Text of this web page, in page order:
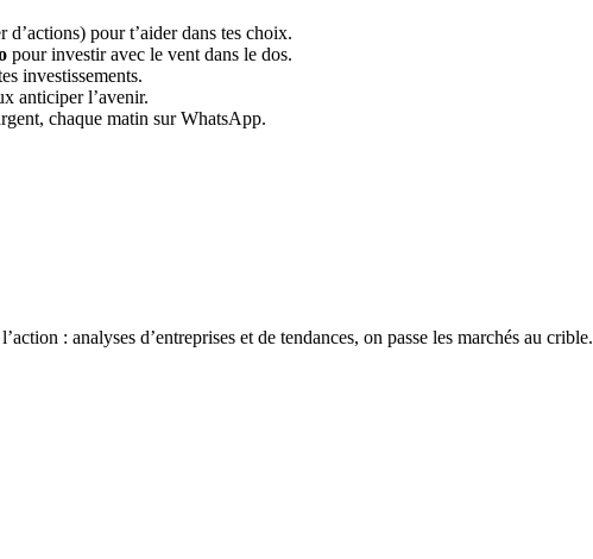
d’actions) pour t’aider dans tes choix.
pour investir avec le vent dans le dos.
investissements.
anticiper l’avenir.
chaque matin sur WhatsApp.
: analyses d’entreprises et de tendances, on passe les marchés au crible.